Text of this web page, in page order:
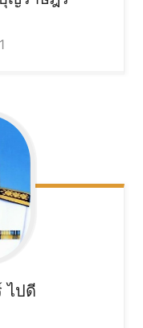
ไปดี